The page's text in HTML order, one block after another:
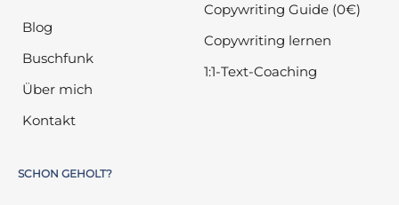
Blog
Buschfunk
Über mich
Kontakt
Copywriting Guide (0€)
Copywriting lernen
1:1-Text-Coaching
SCHON GEHOLT?